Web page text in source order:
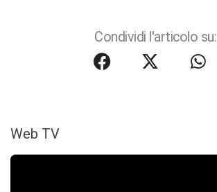
Condividi l'articolo su:
Web TV